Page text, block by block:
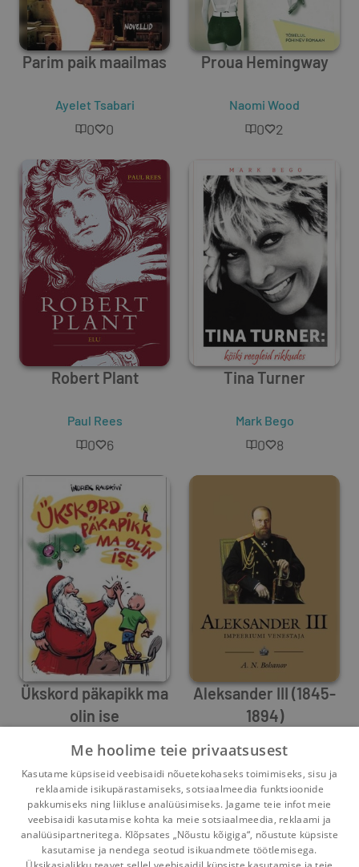
Parim paik maailmas
Ayelet Tsabari
0 0
Proua Hemingway
Naomi Wood
0 2
Robert Plant
Paul Rees
0 6
Tina Turner
Mark Bego
0 8
Ükskord päkapikk ma
olin ise
0 1
Aleksander III (1845-
1894)
0 19
1 2 3 ... 15
Pealehele Ostukorv Sõnumid Teated Konto
Me hoolime teie privaatsusest
Kasutame küpsiseid veebisaidi nõuetekohaseks toimimiseks, sisu ja
reklaamide isikupärastamiseks, sotsiaalmeedia funktsioonide
pakkumiseks ning liikluse analüüsimiseks. Jagame teie infot meie
veebisaidi kasutamise kohta ka meie sotsiaalmeedia, reklaami ja
analüüsipartneritega. Klõpsates „Nõustu kõigiga“, nõustute küpsiste
kasutamise ja nendega seotud isikuandmete töötlemisega.